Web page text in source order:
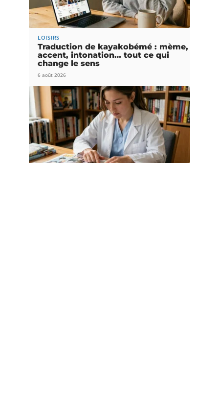
LOISIRS
Traduction de kayakobémé : mème,
accent, intonation… tout ce qui
change le sens
6 août 2026